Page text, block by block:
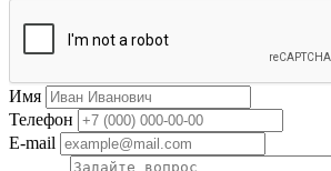
Имя
Телефон
E-mail